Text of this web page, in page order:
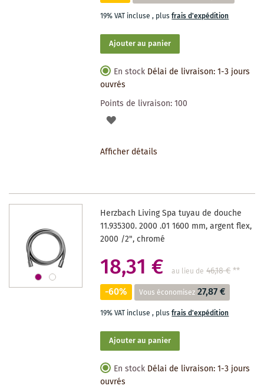
19% VAT incluse, plusfrais d'expédition
Ajouter au panier
En stock Délai de livraison: 1-3 jours
ouvrés
Points de livraison:100
AJOUTER
SOUHAITS
Afficher détails
Herzbach Living Spa tuyau de douche
11.935300. 2000 .01 1600 mm, argent flex,
2000 /2", chromé
18,31 € au lieu de 46,18 €**
-60% Vous économisez 27,87 €
19% VAT incluse, plusfrais d'expédition
Ajouter au panier
En stock Délai de livraison: 1-3 jours
ouvrés